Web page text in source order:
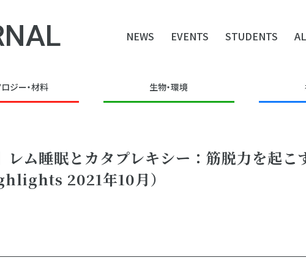
NEWS EVENTS STUDENTS
ジー・材料 生物・環境
ム睡眠とカタプレキシー：筋脱力を起こ
2021年10月）